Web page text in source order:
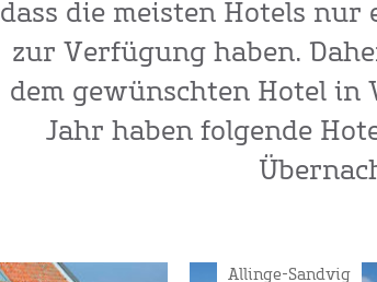
dass die meisten Hotels
zur Verfügung haben.
dem gewünschten Hotel in
Jahr haben folgende
Allinge-Sandvig